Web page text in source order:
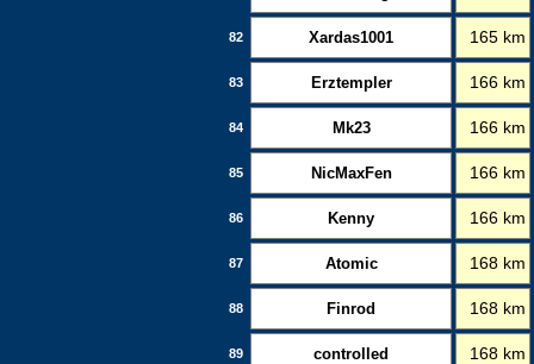
82 Xardas1001 165 km
83 Erztempler 166 km
84 Mk23 166 km
85 NicMaxFen 166 km
86 Kenny 166 km
87 Atomic 168 km
88 Finrod 168 km
89 controlled 168 km